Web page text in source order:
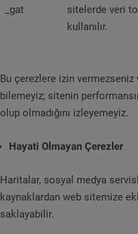
_gat
sitelerde veri
kullanılır.
Bu çerezlere izin
bilemeyiz; sitenin
olup olmadığını izleyemeyiz.
Hayati Olmayan Çerezler
Haritalar, sosyal medya
kaynaklardan web sitemize
saklayabilir.